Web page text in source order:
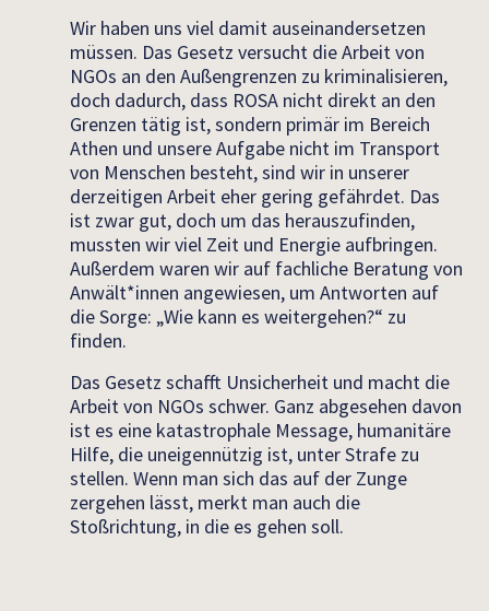
Wir haben uns viel damit auseinandersetzen
müssen. Das Gesetz versucht die Arbeit von
NGOs an den Außengrenzen zu kriminalisieren,
doch dadurch, dass ROSA nicht direkt an den
Grenzen tätig ist, sondern primär im Bereich
Athen und unsere Aufgabe nicht im Transport
von Menschen besteht, sind wir in unserer
derzeitigen Arbeit eher gering gefährdet. Das
ist zwar gut, doch um das herauszufinden,
mussten wir viel Zeit und Energie aufbringen.
Außerdem waren wir auf fachliche Beratung von
Anwält*innen angewiesen, um Antworten auf
die Sorge: „Wie kann es weitergehen?“ zu
finden.
Das Gesetz schafft Unsicherheit und macht die
Arbeit von NGOs schwer. Ganz abgesehen davon
ist es eine katastrophale Message, humanitäre
Hilfe, die uneigennützig ist, unter Strafe zu
stellen. Wenn man sich das auf der Zunge
zergehen lässt, merkt man auch die
Stoßrichtung, in die es gehen soll.